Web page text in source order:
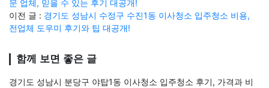
문 업체, 믿을 수 있는 후기 대공개!
이전 글 : 경기도 성남시 수정구 수진1동 이사청소 입주청소 비용,
전업체 도우미 후기와 팁 대공개!
함께 보면 좋은 글
경기도 성남시 분당구 야탑1동 이사청소 입주청소 후기, 가격과 비